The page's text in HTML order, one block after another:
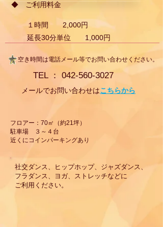
◆ ご利用料金
１時間 2,000円
延長30分単位 1,000円
空き時間は電話メール等でお問い合わせください。
TEL ： 042-560-3027
​メールでお問い合わせはこちらから
フロアー：70㎡（約21坪）
駐車場 ３～４台
近くにコインパーキングあり
社交ダンス、ヒップホップ、ジャズダンス、
フラダンス、
ヨガ、ストレッチなどに
ご利用ください。